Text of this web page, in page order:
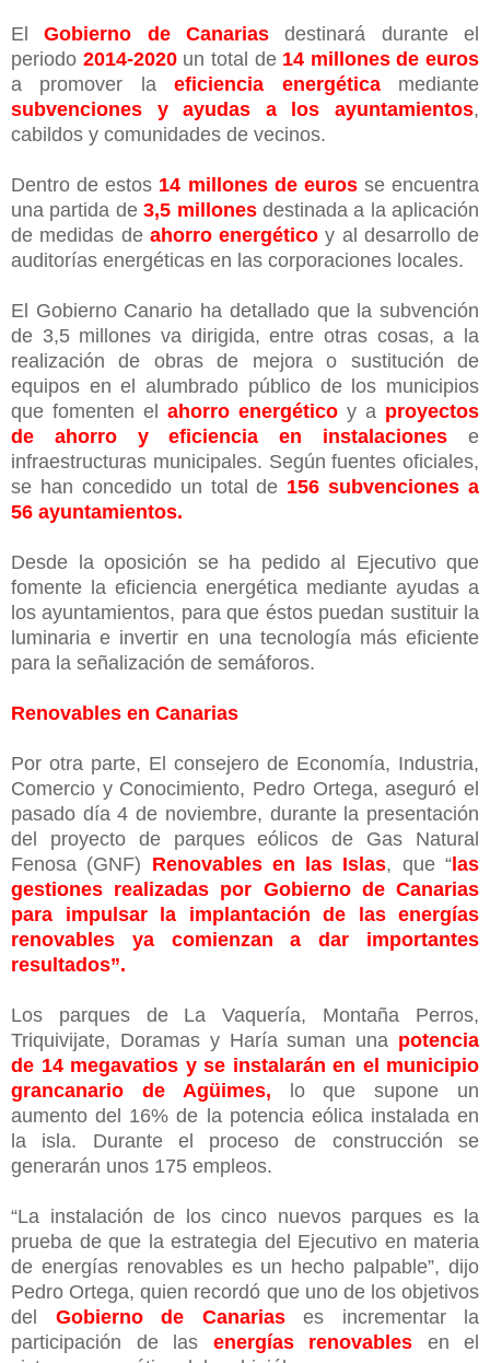
ElGobierno de Canarias destinará durante el
periodo 2014-2020 un total de14 millones de euros
a promover laeficiencia energética mediante
subvenciones y ayudas a los ayuntamientos,
cabildos y comunidades de vecinos.
Dentro de estos 14 millones de eurosse encuentra
una partida de3,5 millonesdestinada a la aplicación
de medidas de ahorro energético y al desarrollo de
auditorías energéticas en las corporaciones locales.
El Gobierno Canario ha detallado que la subvención
de 3,5 millones va dirigida, entre otras cosas, a la
realización de obras de mejora o sustitución de
equipos en el alumbrado público de los municipios
que fomenten el ahorro energético y a proyectos
de ahorro y eficiencia en instalaciones e
infraestructuras municipales. Según fuentes oficiales,
se han concedido un total de 156 subvenciones a
56 ayuntamientos.
Desde la oposición se ha pedido al Ejecutivo que
fomente la eficiencia energética mediante ayudas a
los ayuntamientos, para que éstos puedan sustituir la
luminaria e invertir en una tecnología más eficiente
para la señalización de semáforos.
Renovables en Canarias
Por otra parte, El consejero de Economía, Industria,
Comercio y Conocimiento, Pedro Ortega, aseguró el
pasado día 4 de noviembre, durante la presentación
del proyecto de parques eólicos de Gas Natural
Fenosa (GNF) Renovables en las Islas, que “las
gestiones realizadas por Gobierno de Canarias
para impulsar la implantación de las energías
renovables ya comienzan a dar importantes
resultados”.
Los parques de La Vaquería, Montaña Perros,
Triquivijate, Doramas y Haría suman una potencia
de 14 megavatios y se instalarán en el municipio
grancanario de Agüimes, lo que supone un
aumento del 16% de la potencia eólica instalada en
la isla. Durante el proceso de construcción se
generarán unos 175 empleos.
“La instalación de los cinco nuevos parques es la
prueba de que la estrategia del Ejecutivo en materia
de energías renovables es un hecho palpable”, dijo
Pedro Ortega, quien recordó que uno de los objetivos
del Gobierno de Canarias es incrementar la
participación de las energías renovables en el